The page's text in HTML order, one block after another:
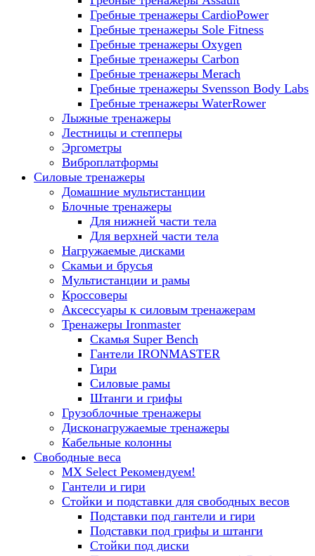
Гребные тренажеры CardioPower
Гребные тренажеры Sole Fitness
Гребные тренажеры Oxygen
Гребные тренажеры Carbon
Гребные тренажеры Merach
Гребные тренажеры Svensson Body Labs
Гребные тренажеры WaterRower
Лыжные тренажеры
Лестницы и степперы
Эргометры
Виброплатформы
Силовые тренажеры
Домашние мультистанции
Блочные тренажеры
Для нижней части тела
Для верхней части тела
Нагружаемые дисками
Скамьи и брусья
Мультистанции и рамы
Кроссоверы
Аксессуары к силовым тренажерам
Тренажеры Ironmaster
Скамья Super Bench
Гантели IRONMASTER
Гири
Силовые рамы
Штанги и грифы
Грузоблочные тренажеры
Дисконагружаемые тренажеры
Кабельные колонны
Свободные веса
MX Select Рекомендуем!
Гантели и гири
Стойки и подставки для свободных весов
Подставки под гантели и гири
Подставки под грифы и штанги
Стойки под диски